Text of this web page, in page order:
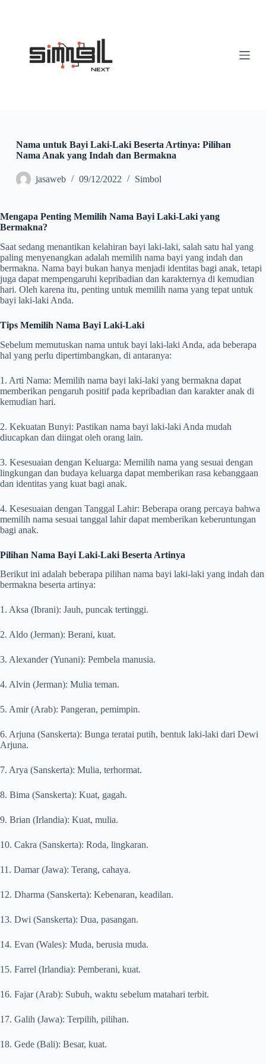
Nama untuk Bayi Laki-Laki Beserta Artinya: Pilihan
Nama Anak yang Indah dan Bermakna
jasaweb 09/12/2022 Simbol
Mengapa Penting Memilih Nama Bayi Laki-Laki yang
Bermakna?
Saat sedang menantikan kelahiran bayi laki-laki, salah satu hal yang
paling menyenangkan adalah memilih nama bayi yang indah dan
bermakna. Nama bayi bukan hanya menjadi identitas bagi anak, tetapi
juga dapat mempengaruhi kepribadian dan karakternya di kemudian
hari. Oleh karena itu, penting untuk memilih nama yang tepat untuk
bayi laki-laki Anda.
Tips Memilih Nama Bayi Laki-Laki
Sebelum memutuskan nama untuk bayi laki-laki Anda, ada beberapa
hal yang perlu dipertimbangkan, di antaranya:
1. Arti Nama: Memilih nama bayi laki-laki yang bermakna dapat
memberikan pengaruh positif pada kepribadian dan karakter anak di
kemudian hari.
2. Kekuatan Bunyi: Pastikan nama bayi laki-laki Anda mudah
diucapkan dan diingat oleh orang lain.
3. Kesesuaian dengan Keluarga: Memilih nama yang sesuai dengan
lingkungan dan budaya keluarga dapat memberikan rasa kebanggaan
dan identitas yang kuat bagi anak.
4. Kesesuaian dengan Tanggal Lahir: Beberapa orang percaya bahwa
memilih nama sesuai tanggal lahir dapat memberikan keberuntungan
bagi anak.
Pilihan Nama Bayi Laki-Laki Beserta Artinya
Berikut ini adalah beberapa pilihan nama bayi laki-laki yang indah dan
bermakna beserta artinya:
1. Aksa (Ibrani): Jauh, puncak tertinggi.
2. Aldo (Jerman): Berani, kuat.
3. Alexander (Yunani): Pembela manusia.
4. Alvin (Jerman): Mulia teman.
5. Amir (Arab): Pangeran, pemimpin.
6. Arjuna (Sanskerta): Bunga teratai putih, bentuk laki-laki dari Dewi
Arjuna.
7. Arya (Sanskerta): Mulia, terhormat.
8. Bima (Sanskerta): Kuat, gagah.
9. Brian (Irlandia): Kuat, mulia.
10. Cakra (Sanskerta): Roda, lingkaran.
11. Damar (Jawa): Terang, cahaya.
12. Dharma (Sanskerta): Kebenaran, keadilan.
13. Dwi (Sanskerta): Dua, pasangan.
14. Evan (Wales): Muda, berusia muda.
15. Farrel (Irlandia): Pemberani, kuat.
16. Fajar (Arab): Subuh, waktu sebelum matahari terbit.
17. Galih (Jawa): Terpilih, pilihan.
18. Gede (Bali): Besar, kuat.